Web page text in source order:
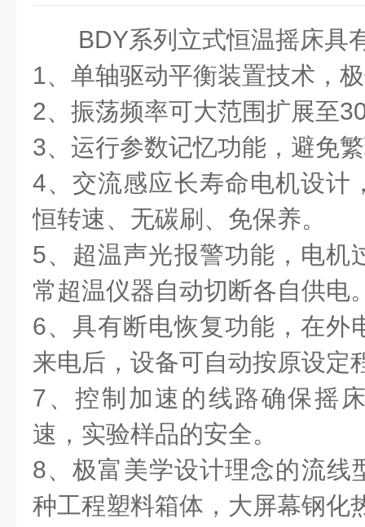
BDY系列立式恒温摇床具
1、单轴驱动平衡装置技术，
2、振荡频率可大范围扩展至
3、运行参数记忆功能，避免
4、交流感应长寿命电机设计
恒转速、无碳刷、免保养。
5、超温声光报警功能，电机
常超温仪器自动切断各自供电
6、具有断电恢复功能，在外
来电后，设备可自动按原设定
7、控制加速的线路确保摇
速，实验样品的安全。
8、极富美学设计理念的流线
种工程塑料箱体，大屏幕钢化